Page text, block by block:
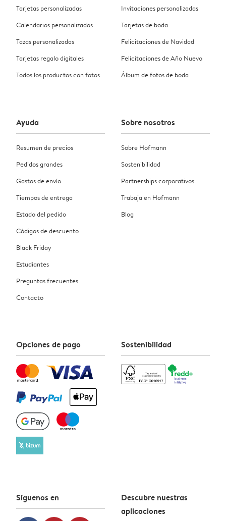
Tarjetas personalizadas
Calendarios personalizados
Tazas personalizadas
Tarjetas regalo digitales
Todos los productos con fotos
Invitaciones personalizadas
Tarjetas de boda
Felicitaciones de Navidad
Felicitaciones de Año Nuevo
Álbum de fotos de boda
Ayuda
Resumen de precios
Pedidos grandes
Gastos de envío
Tiempos de entrega
Estado del pedido
Códigos de descuento
Black Friday
Estudiantes
Preguntas frecuentes
Contacto
Sobre nosotros
Sobre Hofmann
Sostenibilidad
Partnerships corporativos
Trabaja en Hofmann
Blog
Opciones de pago Sostenibilidad
Síguenos en
Descubre nuestras
aplicaciones